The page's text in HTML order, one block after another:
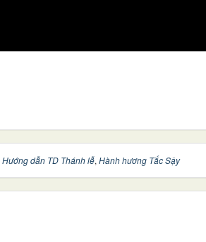
Hướng dẫn TD Thánh lễ, Hành hương Tắc Sậy